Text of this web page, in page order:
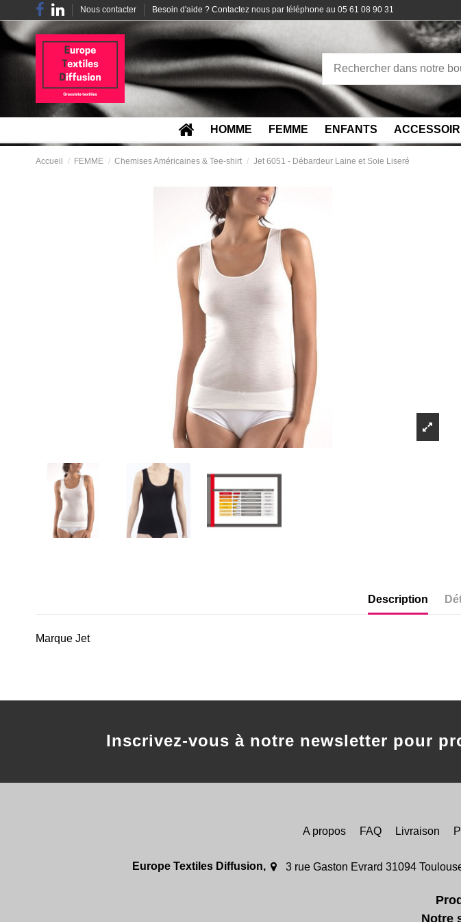
Nous contacter Besoin d'aide ? Contactez nous par téléphone au 05 61 08 90 31
HOMME FEMME ENFANTS
Accueil FEMME Chemises Américaines & Tee-shirt Jet 6051 - Débardeur Laine et Soie Liseré
Description
Marque Jet
Inscrivez-vous à notre newsletter pour
A propos FAQ Livraison
Europe Textiles Diffusion, 3 rue Gaston Evrard 31094
Notre